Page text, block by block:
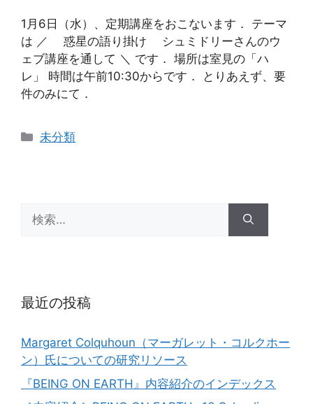
1月6日（水）、定期講座をおこないます． テーマ
は ／ 惑星の語り掛け シュミドリーさんのウ
ェブ講座を通して ＼ です． 場所は室見の「ハ
レ」 時間は午前10:30からです． とりあえず、要
件のみにて．
カ
未分類
索:
最近の投稿
Margaret Colquhoun（マーガレット・コルクホー
ン）氏についての研究リソース
『BEING ON EARTH』内容紹介のインデックス